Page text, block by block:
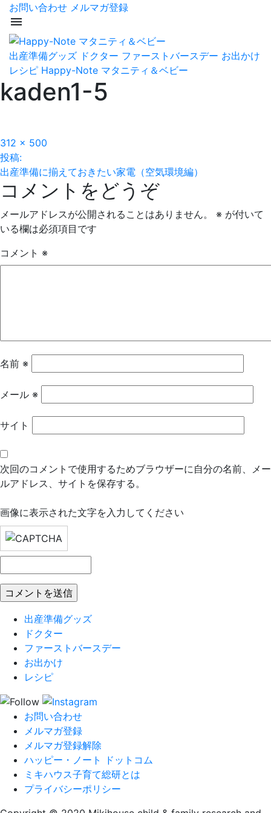
お問い合わせ メルマガ登録
menu
出産準備グッズ ドクター ファーストバースデー お出かけ
レシピ Happy-Note マタニティ＆ベビー
kaden1-5
フ
ル
サ
イ
ズ
312 × 500
投
稿
ナ
ビ
ゲ
ン
投稿:
出産準備に揃えておきたい家電（空気環境編）
コメントをどうぞ
メールアドレスが公開されることはありません。 ※ が付いて
いる欄は必須項目です
コメント ※
名前 ※
メール ※
サイト
次回のコメントで使用するためブラウザーに自分の名前、メー
ルアドレス、サイトを保存する。
画像に表示された文字を入力してください
出産準備グッズ
ドクター
ファーストバースデー
お出かけ
レシピ
お問い合わせ
メルマガ登録
メルマガ登録解除
ハッピー・ノート ドットコム
ミキハウス子育て総研とは
プライバシーポリシー